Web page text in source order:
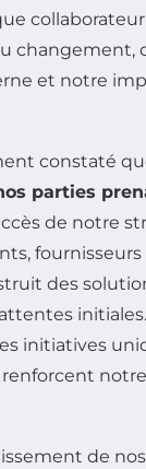
changement,
et notre
constaté
parties
de notre
des
initiatives
renforcent
de